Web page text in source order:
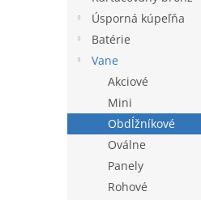
Úsporná kúpeľňa
Batérie
Vane
Akciové
Mini
Obdĺžníkové
Oválne
Panely
Rohové